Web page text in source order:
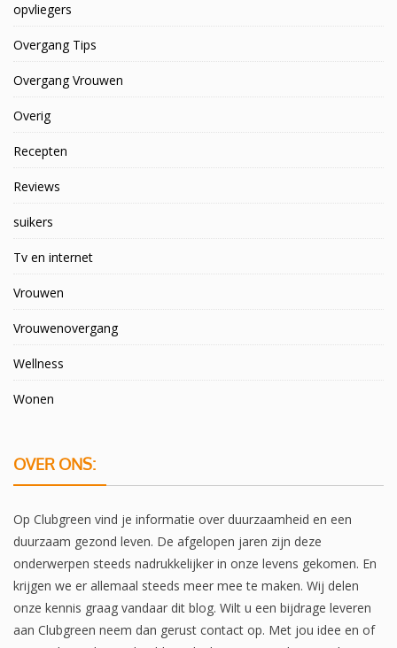
opvliegers
Overgang Tips
Overgang Vrouwen
Overig
Recepten
Reviews
suikers
Tv en internet
Vrouwen
Vrouwenovergang
Wellness
Wonen
OVER ONS:
Op Clubgreen vind je informatie over duurzaamheid en een
duurzaam gezond leven. De afgelopen jaren zijn deze
onderwerpen steeds nadrukkelijker in onze levens gekomen. En
krijgen we er allemaal steeds meer mee te maken. Wij delen
onze kennis graag vandaar dit blog. Wilt u een bijdrage leveren
aan Clubgreen neem dan gerust contact op. Met jou idee en of